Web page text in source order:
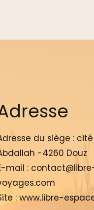
du siège :cité
-4260 Douz
mail :
: www.libre-